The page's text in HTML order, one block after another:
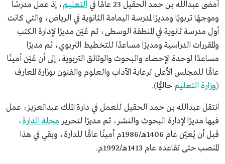
أمضى عبدالله بن حمد الحقيل 23 عامًا في التعليم، إذ عمل مدرسًا
وموجهًا تربويًا ومديرًا لمدرسة اليمامة الثانوية في الرياض، والتي كانت
أول مدرسة ثانوية في المنطقة الوسطى، ثم عُيّن مديرًا لإدارة الكتب
والمقررات الدراسية ومديرًا مساعدًا للتخطيط التربوي، ثم مديرًا
مساعدًا لوحدة الإحصاء والبحوث والوثائق التربوية، إلى أن عُيّن أمينًا
عامًّا للمجلس الأعلى لرعاية الآداب والعلوم والفنون بوزارة المعارف
(وزارة التعليم حاليًّا).
انتقل عبدالله بن حمد الحقيل للعمل في دارة الملك عبدالعزيز، عمل
فيها مديرًا لإدارة البحوث والنشر، ثم مديرًا لتحرير مجلة الدارة،
قبل أن يُعيّن عام 1406هـ/1986م أمينًا عامًّا للدارة، وبقي في هذا
المنصب حتى تقاعده عام 1413هـ/1992م.